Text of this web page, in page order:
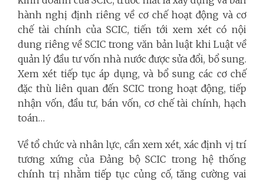
hành nghị định riêng về cơ chế hoạt động và cơ
chế tài chính của SCIC, tiến tới xem xét có nội
dung riêng về SCIC trong văn bản luật khi Luật về
quản lý đầu tư vốn nhà nước được sửa đổi, bổ sung.
Xem xét tiếp tục áp dụng, và bổ sung các cơ chế
đặc thù liên quan đến SCIC trong hoạt động, tiếp
nhận vốn, đầu tư, bán vốn, cơ chế tài chính, hạch
toán…
Về tổ chức và nhân lực, cần xem xét, xác định vị trí
tương xứng của Đảng bộ SCIC trong hệ thống
chính trị nhằm tiếp tục củng cố, tăng cường vai